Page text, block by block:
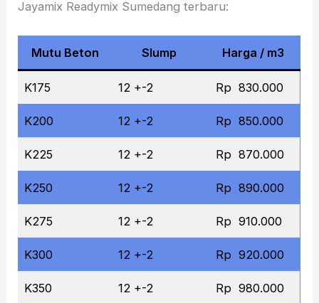
Jayamix Readymix Sumedang terbaru:
Mutu Beton Slump Harga / m3
K175 12 +-2 Rp 830.000
K200 12 +-2 Rp 850.000
K225 12 +-2 Rp 870.000
K250 12 +-2 Rp 890.000
K275 12 +-2 Rp 910.000
K300 12 +-2 Rp 920.000
K350 12 +-2 Rp 980.000